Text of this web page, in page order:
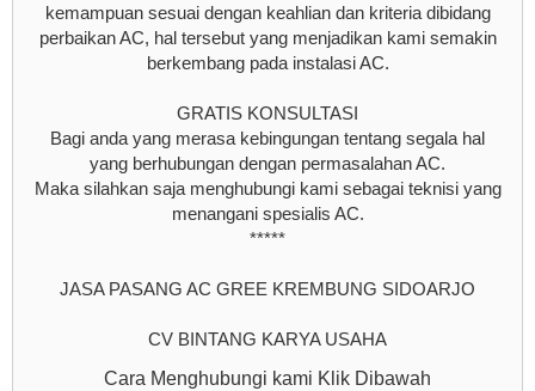
kemampuan sesuai dengan keahlian dan kriteria dibidang
perbaikan AC, hal tersebut yang menjadikan kami semakin
berkembang pada instalasi AC.
GRATIS KONSULTASI
Bagi anda yang merasa kebingungan tentang segala hal
yang berhubungan dengan permasalahan AC.
Maka silahkan saja menghubungi kami sebagai teknisi yang
menangani spesialis AC.
*****
JASA PASANG AC GREE KREMBUNG SIDOARJO
CV BINTANG KARYA USAHA
Cara Menghubungi kami Klik Dibawah